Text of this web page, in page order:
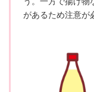
があるため注意が